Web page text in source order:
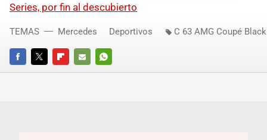
Series, por fin al descubierto
FACEBOOKTWITTERFLIPBOARD
E-
WHATSAPP
TEMAS Mercedes Deportivos C 63 AMG Coupé